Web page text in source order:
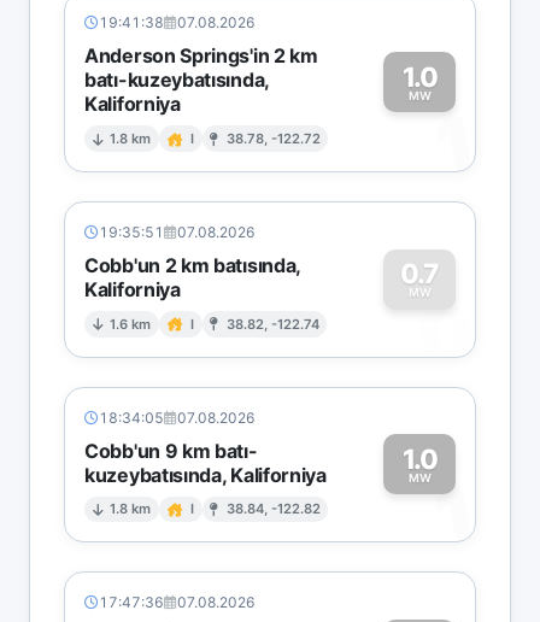
19:41:38 07.08.2026
Anderson Springs'in 2 km
batı-kuzeybatısında,
Kaliforniya
1.8 km I 38.78, -122.72
1.0
MW
1
19:35:51 07.08.2026
Cobb'un 2 km batısında,
Kaliforniya
1.6 km I 38.82, -122.74
0.7
MW
0
18:34:05 07.08.2026
Cobb'un 9 km batı-
kuzeybatısında, Kaliforniya
1.8 km I 38.84, -122.82
1.0
MW1
17:47:36 07.08.2026